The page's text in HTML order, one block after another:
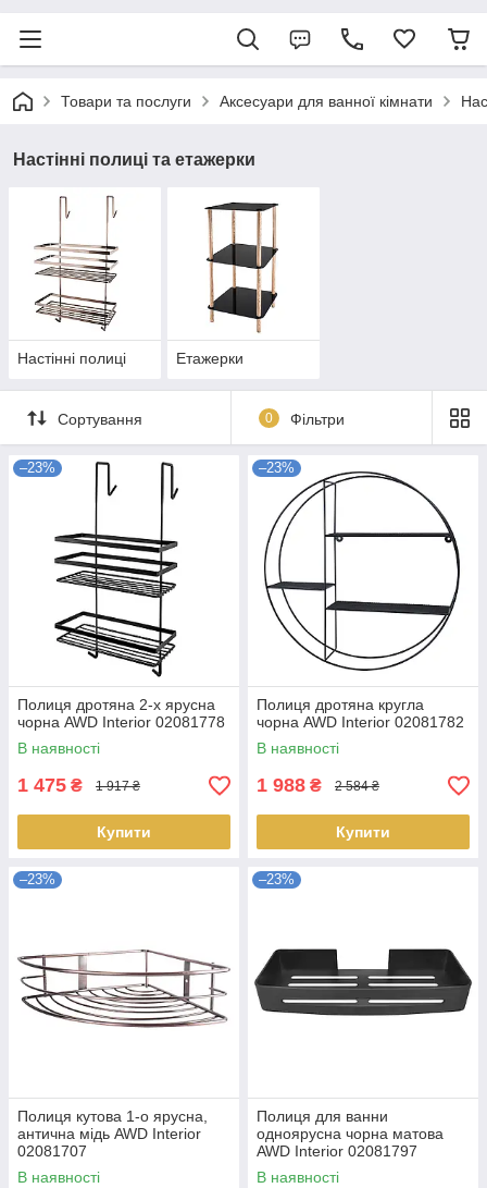
Товари та послуги Аксесуари для ванної кімнати
Настінні полиці та етажерки
Настінні полиці Етажерки
Сортування 0 Фільтри
–23%
Полиця дротяна 2-х ярусна
чорна AWD Interior 02081778
В наявності
1 475 ₴ 1 917 ₴
Купити
–23%
Полиця дротяна кругла
чорна AWD Interior 02081782
В наявності
1 988 ₴ 2 584 ₴
Купити
–23%
Полиця кутова 1-о ярусна,
антична мідь AWD Interior
02081707
В наявності
–23%
Полиця для ванни
одноярусна чорна матова
AWD Interior 02081797
металева
В наявності